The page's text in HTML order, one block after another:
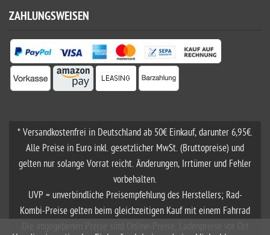
ZAHLUNGSWEISEN
* Versandkostenfrei in Deutschland ab 50€ Einkauf, darunter 6,95€.
Alle Preise in Euro inkl. gesetzlicher MwSt. (Bruttopreise) und
gelten nur solange Vorrat reicht. Änderungen, Irrtümer und Fehler
vorbehalten.
UVP = unverbindliche Preisempfehlung des Herstellers; Rad-
Kombi-Preise gelten beim gleichzeitigen Kauf mit einem Fahrrad